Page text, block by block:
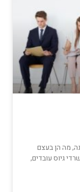
מה הן בעצם
גיוס עובדים,